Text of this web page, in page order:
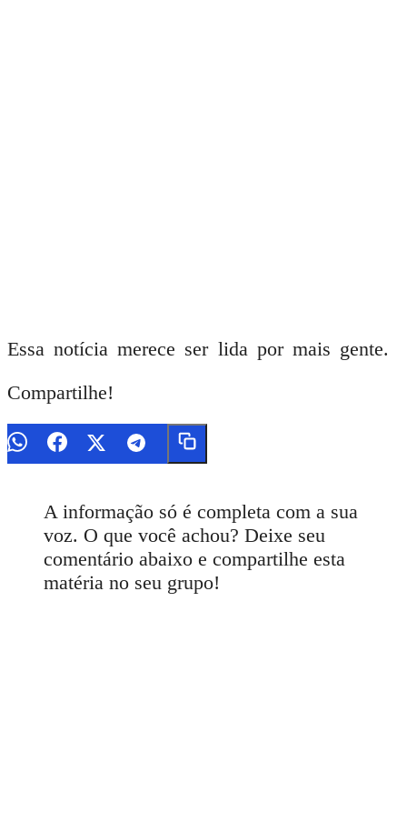
Essa notícia merece ser lida por mais gente.
Compartilhe!
A informação só é completa com a sua
voz. O que você achou? Deixe seu
comentário abaixo e compartilhe esta
matéria no seu grupo!